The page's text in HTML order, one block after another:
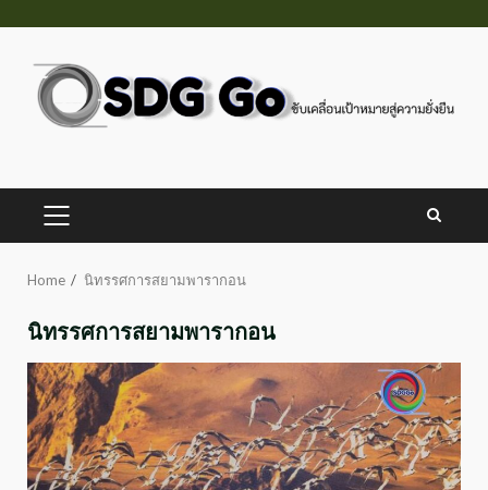
content
PRIMARY
Home นิทรรศการสยามพารากอน
นิทรรศการสยามพารากอน